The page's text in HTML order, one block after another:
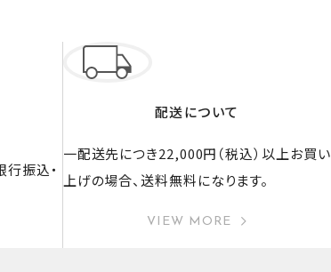
行振込・
配送について
一配送先につき22,000円（税込）以上お買い
上げの場合、送料無料になります。
VIEW MORE